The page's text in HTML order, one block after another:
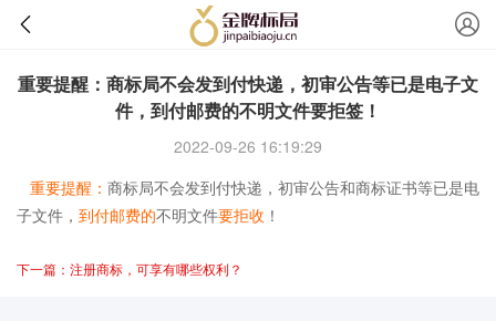
重要提醒：商标局不会发到付快递，初审公告等已是电子文
件，到付邮费的不明文件要拒签！
2022-09-26 16:19:29
重要提醒： 商标局不会发到付快递，初审公告和商标证书等已是电
子文件， 到付邮费的不明文件要拒收 ！
下一篇：注册商标，可享有哪些权利？